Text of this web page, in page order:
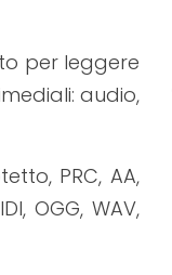
per leggere
audio,
PRC, AA,
OGG, WAV,